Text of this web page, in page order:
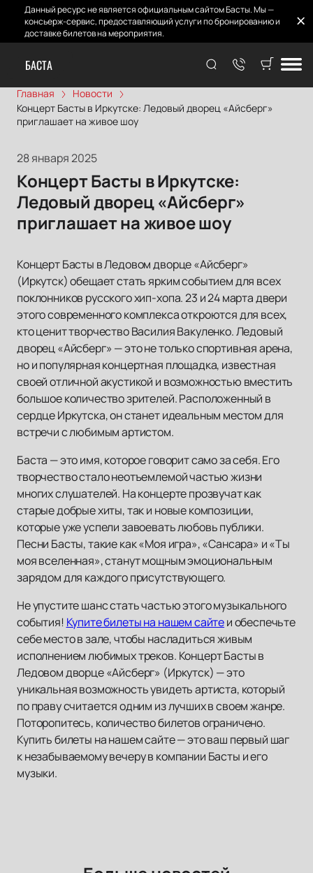
Данный ресурс не является официальным сайтом Басты. Мы —
консьерж-сервис, предоставляющий услуги по бронированию и
доставке билетов на мероприятия.
БАСТА
Главная
Новости
Концерт Басты в Иркутске: Ледовый дворец «Айсберг»
приглашает на живое шоу
28 января 2025
Концерт Басты в Иркутске:
Ледовый дворец «Айсберг»
приглашает на живое шоу
Концерт Басты в Ледовом дворце «Айсберг»
(Иркутск) обещает стать ярким событием для всех
поклонников русского хип-хопа. 23 и 24 марта двери
этого современного комплекса откроются для всех,
кто ценит творчество Василия Вакуленко. Ледовый
дворец «Айсберг» — это не только спортивная арена,
но и популярная концертная площадка, известная
своей отличной акустикой и возможностью вместить
большое количество зрителей. Расположенный в
сердце Иркутска, он станет идеальным местом для
встречи с любимым артистом.
Баста — это имя, которое говорит само за себя. Его
творчество стало неотъемлемой частью жизни
многих слушателей. На концерте прозвучат как
старые добрые хиты, так и новые композиции,
которые уже успели завоевать любовь публики.
Песни Басты, такие как «Моя игра», «Сансара» и «Ты
моя вселенная», станут мощным эмоциональным
зарядом для каждого присутствующего.
Не упустите шанс стать частью этого музыкального
события! Купите билеты на нашем сайтеи обеспечьте
себе место в зале, чтобы насладиться живым
исполнением любимых треков. Концерт Басты в
Ледовом дворце «Айсберг» (Иркутск) — это
уникальная возможность увидеть артиста, который
по праву считается одним из лучших в своем жанре.
Поторопитесь, количество билетов ограничено.
Купить билеты на нашем сайте — это ваш первый шаг
к незабываемому вечеру в компании Басты и его
музыки.